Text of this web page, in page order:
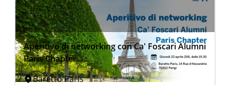
Aperitivo di networking con Ca' Foscari Alumni
Paris Chapter
Baretto Paris